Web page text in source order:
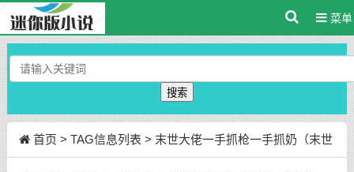
菜单
搜索
首页 > TAG信息列表 > 末世大佬一手抓枪一手抓奶（末世